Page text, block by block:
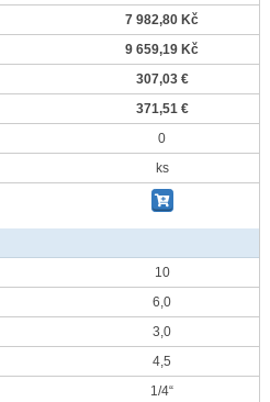
7 982,80 Kč
9 659,19 Kč
307,03 €
371,51 €
0
ks
10
6,0
3,0
4,5
1/4“